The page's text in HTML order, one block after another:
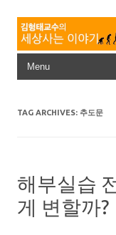
Skip to content
TAG ARCHIVES: 추도문
해부실습
게 변할까?